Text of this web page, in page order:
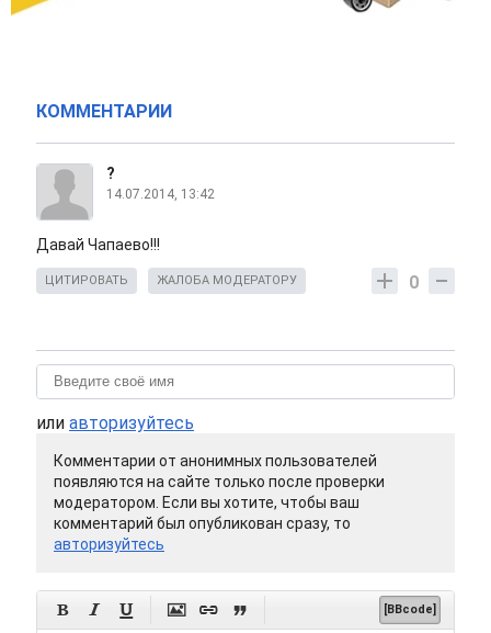
КОММЕНТАРИИ
?
14.07.2014, 13:42
Давай Чапаево!!!
0
ЦИТИРОВАТЬ ЖАЛОБА МОДЕРАТОРУ
или авторизуйтесь
Комментарии от анонимных пользователей
появляются на сайте только после проверки
модератором. Если вы хотите, чтобы ваш
комментарий был опубликован сразу, то
авторизуйтесь
      [BBcode]